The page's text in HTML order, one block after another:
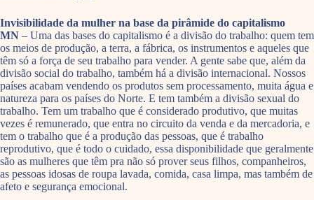
Invisibilidade da mulher na base da pirâmide do capitalismo
MN – Uma das bases do capitalismo é a divisão do trabalho: quem tem
os meios de produção, a terra, a fábrica, os instrumentos e aqueles que
têm só a força de seu trabalho para vender. A gente sabe que, além da
divisão social do trabalho, também há a divisão internacional. Nossos
países acabam vendendo os produtos sem processamento, muita água e
natureza para os países do Norte. E tem também a divisão sexual do
trabalho. Tem um trabalho que é considerado produtivo, que muitas
vezes é remunerado, que entra no circuito da venda e da mercadoria, e
tem o trabalho que é a produção das pessoas, que é trabalho
reprodutivo, que é todo o cuidado, essa disponibilidade que geralmente
são as mulheres que têm pra não só prover seus filhos, companheiros,
as pessoas idosas de roupa lavada, comida, casa limpa, mas também de
afeto e segurança emocional.